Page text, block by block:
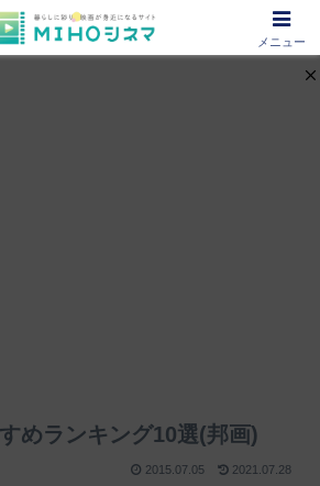
！あなたの映画図書館『MIHOシネマ』
めランキング10選(邦画)
2015.07.05 2021.07.28
メニュー